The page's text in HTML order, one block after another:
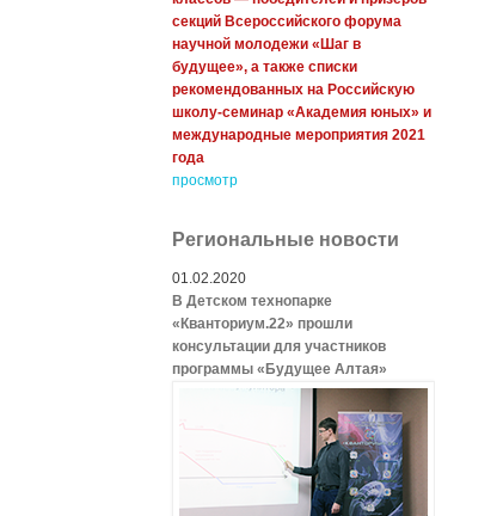
секций Всероссийского форума
научной молодежи «Шаг в
будущее», а также списки
рекомендованных на Российскую
школу-семинар «Академия юных» и
международные мероприятия 2021
года
просмотр
Региональные новости
01.02.2020
В Детском технопарке
«Кванториум.22» прошли
консультации для участников
программы «Будущее Алтая»